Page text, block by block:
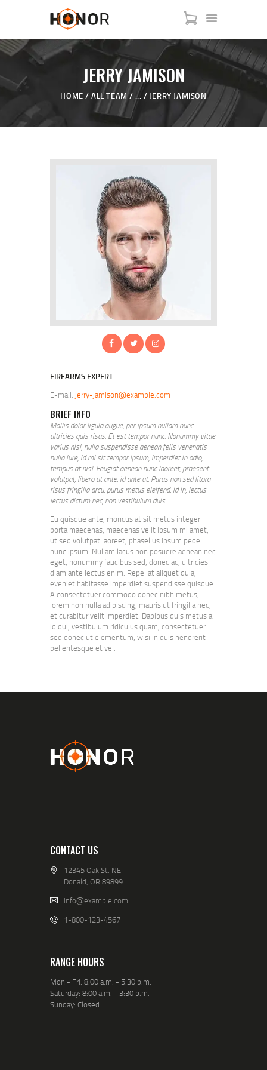
JERRY JAMISON
HOME ALL TEAM ... JERRY JAMISON
PAGES
FEATURES
CLASSES
CONTACT US
FIREARMS EXPERT
E-mail: jerry-jamison@example.com
BRIEF INFO
Mollis dolor ligula augue, per ipsum nullam nunc
ultricies quis risus. Et est tempor nunc. Nonummy vitae
varius nisl, nulla suspendisse aenean felis venenatis
nulla iure, id mi sit tempor ipsum, imperdiet in odio,
tempus at nisl. Feugiat aenean nunc laoreet, praesent
volutpat, libero ut ante, id ante ut. Purus non sed litora
risus fringilla arcu, purus metus eleifend, id in, lectus
lectus dictum nec, non vestibulum duis.
Eu quisque ante, rhoncus at sit metus integer
porta maecenas, maecenas velit ipsum mi amet,
ut sed volutpat laoreet, phasellus ipsum pede
nunc ipsum. Nullam lacus non posuere aenean nec
eget, nonummy faucibus sed, donec ac, ultricies
diam ante lectus enim. Repellat aliquet quia,
eveniet habitasse imperdiet suspendisse quisque.
A consectetuer commodo donec nibh metus,
lorem non nulla adipiscing, mauris ut fringilla nec,
et curabitur velit imperdiet. Dapibus quis metus a
id dui, vestibulum ridiculus quam, consectetuer
sed donec ut elementum, wisi in duis hendrerit
pellentesque et vel.
CONTACT US
12345 Oak St. NE
Donald, OR 89899
info@example.com
1-800-123-4567
RANGE HOURS
Mon - Fri: 8:00 a.m. - 5:30 p.m.
Saturday: 8:00 a.m. - 3:30 p.m.
Sunday: Closed